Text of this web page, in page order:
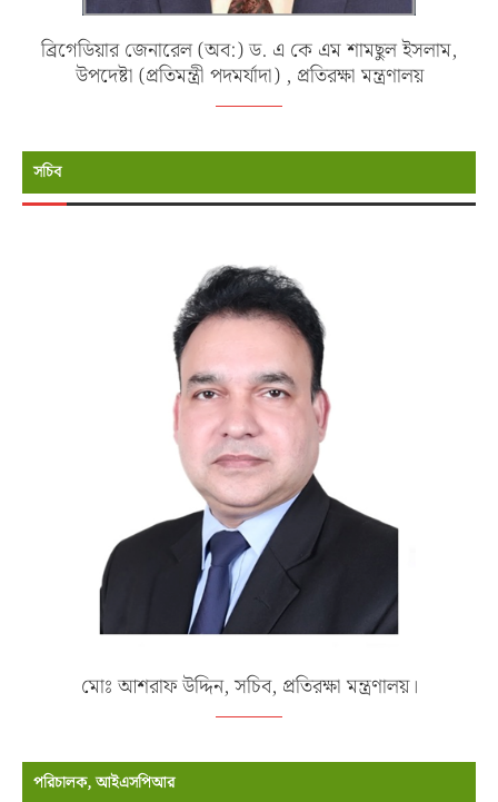
ব্রিগেডিয়ার জেনারেল (অব:) ড. এ কে এম শামছুল ইসলাম,
উপদেষ্টা (প্রতিমন্ত্রী পদমর্যাদা) , প্রতিরক্ষা মন্ত্রণালয়
সচিব
মোঃ আশরাফ উদ্দিন, সচিব, প্রতিরক্ষা মন্ত্রণালয়।
পরিচালক, আইএসপিআর